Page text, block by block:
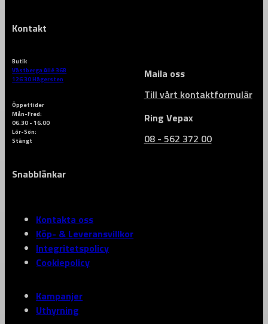
Kontakt
Butik
Västberga Allé 36B
126 30 Hägersten
Maila oss
Till vårt kontaktformulär
Öppettider
Mån-Fred:
06.30 - 16.00
Lör-Sön:
Stängt
Ring Vepax
08 - 562 372 00
Snabblänkar
Kontakta oss
Köp- & Leveransvillkor
Integritetspolicy
Cookiepolicy
Kampanjer
Uthyrning